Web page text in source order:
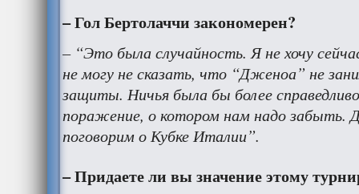
– Гол Бертолаччи закономерен?
– “Это была случайность. Я не хочу
не могу не сказать, что “Дженоа” не
защиты. Ничья была бы более
поражение, о котором нам надо забыть.
поговорим о Кубке Италии”.
– Придаете ли вы значение этому